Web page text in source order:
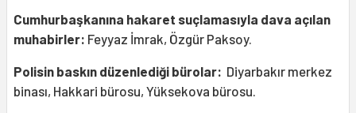
Cumhurbaşkanına hakaret suçlamasıyla dava açılan
muhabirler: Feyyaz İmrak, Özgür Paksoy.
Polisin baskın düzenlediği bürolar: Diyarbakır merkez
binası, Hakkari bürosu, Yüksekova bürosu.